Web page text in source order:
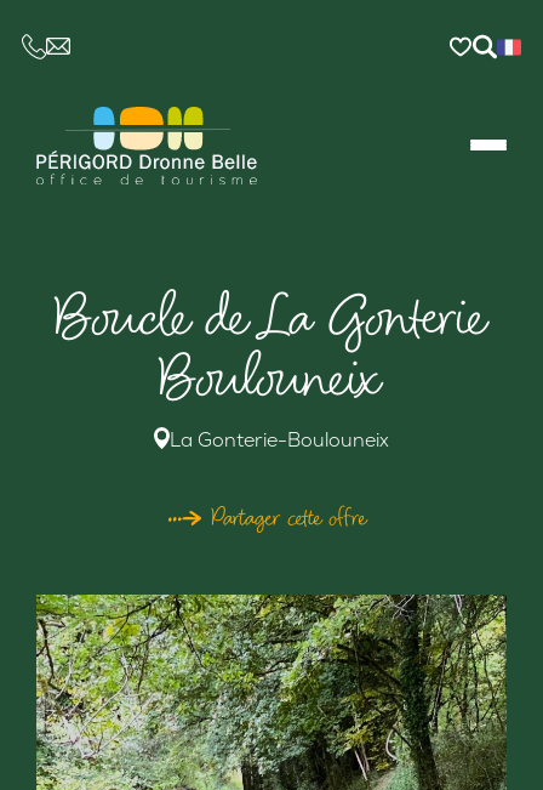
CE LIEN OUVRIRA VOTRE LOGICIEL DE
Boucle de La Gonterie
Boulouneix
La Gonterie-Boulouneix
Partager cette offre